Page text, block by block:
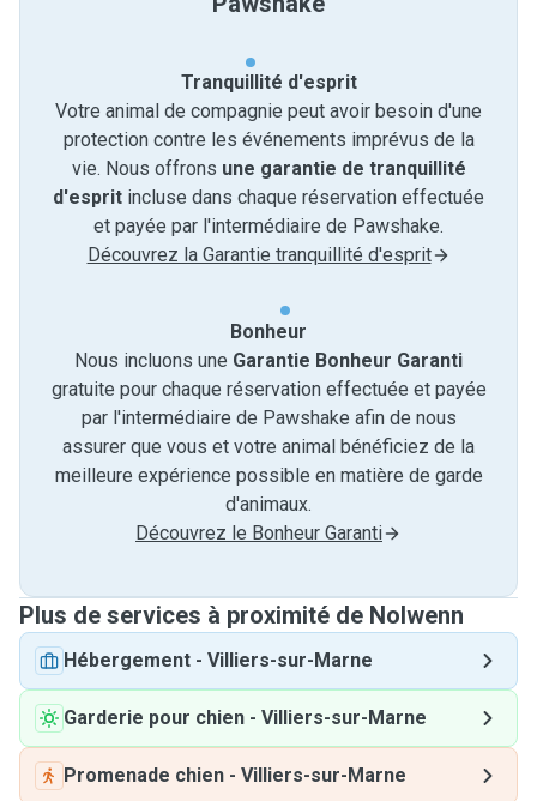
Tranquillité d'esprit
Votre animal de compagnie peut avoir besoin d'une
protection contre les événements imprévus de la
vie. Nous offrons une garantie de tranquillité
d'esprit incluse dans chaque réservation effectuée
et payée par l'intermédiaire de Pawshake.
Découvrez la Garantie tranquillité d'esprit
Bonheur
Nous incluons une Garantie Bonheur Garanti
gratuite pour chaque réservation effectuée et payée
par l'intermédiaire de Pawshake afin de nous
assurer que vous et votre animal bénéficiez de la
meilleure expérience possible en matière de garde
d'animaux.
Découvrez le Bonheur Garanti
Plus de services à proximité de Nolwenn
Hébergement - Villiers-sur-Marne
Garderie pour chien - Villiers-sur-Marne
Promenade chien - Villiers-sur-Marne